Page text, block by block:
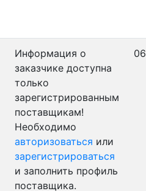
Информация о
заказчике доступна
только
зарегистрированным
поставщикам!
Необходимо
авторизоваться или
зарегистрироваться
и заполнить профиль
поставщика.